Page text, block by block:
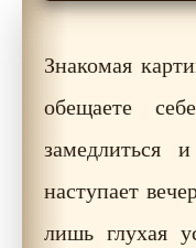
Знакомая
обещаете
замедлиться
наступает
лишь глухая